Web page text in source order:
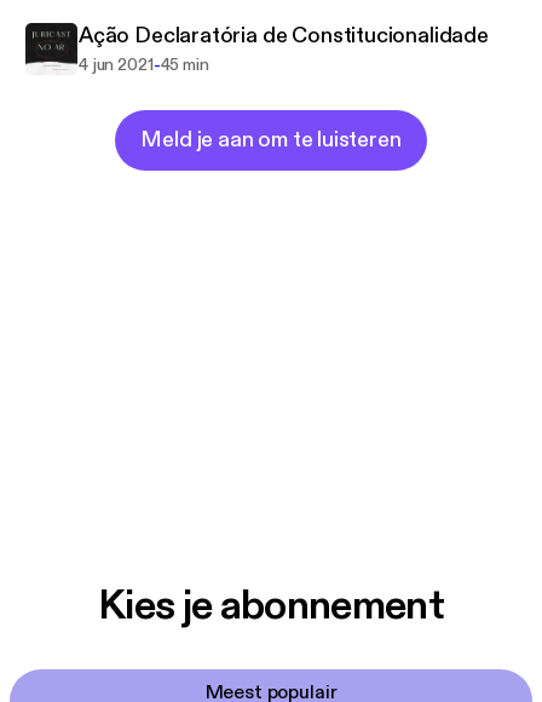
Ação Declaratória de Constitucionalidade
4 jun 2021-45 min
Meld je aan om te luisteren
Kies je abonnement
Meest populair